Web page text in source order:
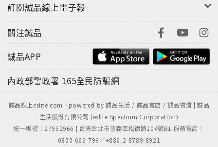
訂閱誠品線上電子報
關注誠品
誠品APP
內政部警政署 165全民防騙網
誠品線上eslite.com - powered by 誠品生活 / 誠品書店 / 誠品物流 | 誠品
生活股份有限公司 (eslite Spectrum Corporation)
統一編號：27952966 | 台灣台北市信義區松德路204號B1 服務電話：
0800-666-798／+886-2-8789-8921